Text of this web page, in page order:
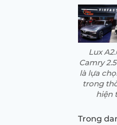
Lux
Camry
là lựa
trong
hiện
Trong